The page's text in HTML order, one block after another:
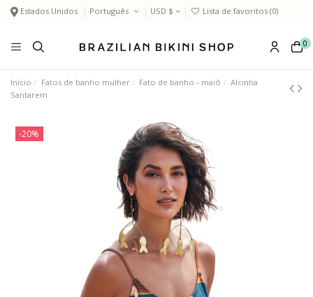
Estados Unidos Português USD $ Lista de favoritos (0)
0
Início Fatos de banho mulher Fato de banho - maiô
Alcinha
Santarem
-20%